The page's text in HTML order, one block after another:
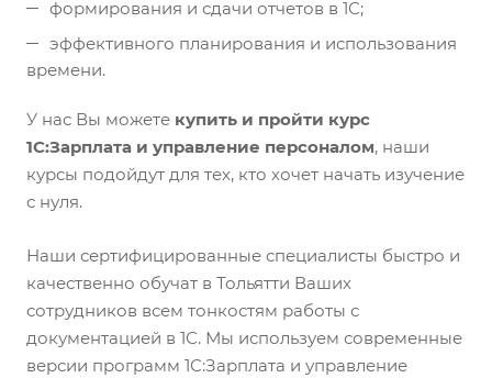
формирования и сдачи отчетов в 1С;
эффективного планирования и использования
времени.
У нас Вы можете купить и пройти курс
1С:Зарплата и управление персоналом, наши
курсы подойдут для тех, кто хочет начать изучение
с нуля.
Наши сертифицированные специалисты быстро и
качественно обучат в Тольятти Ваших
сотрудников всем тонкостям работы с
документацией в 1С. Мы используем современные
версии программ 1С:Зарплата и управление